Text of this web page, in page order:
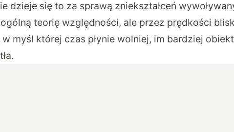
dzieje się to za sprawą zniekształceń
teorię względności, ale przez prędkości
w myśl której czas płynie wolniej, im bardziej